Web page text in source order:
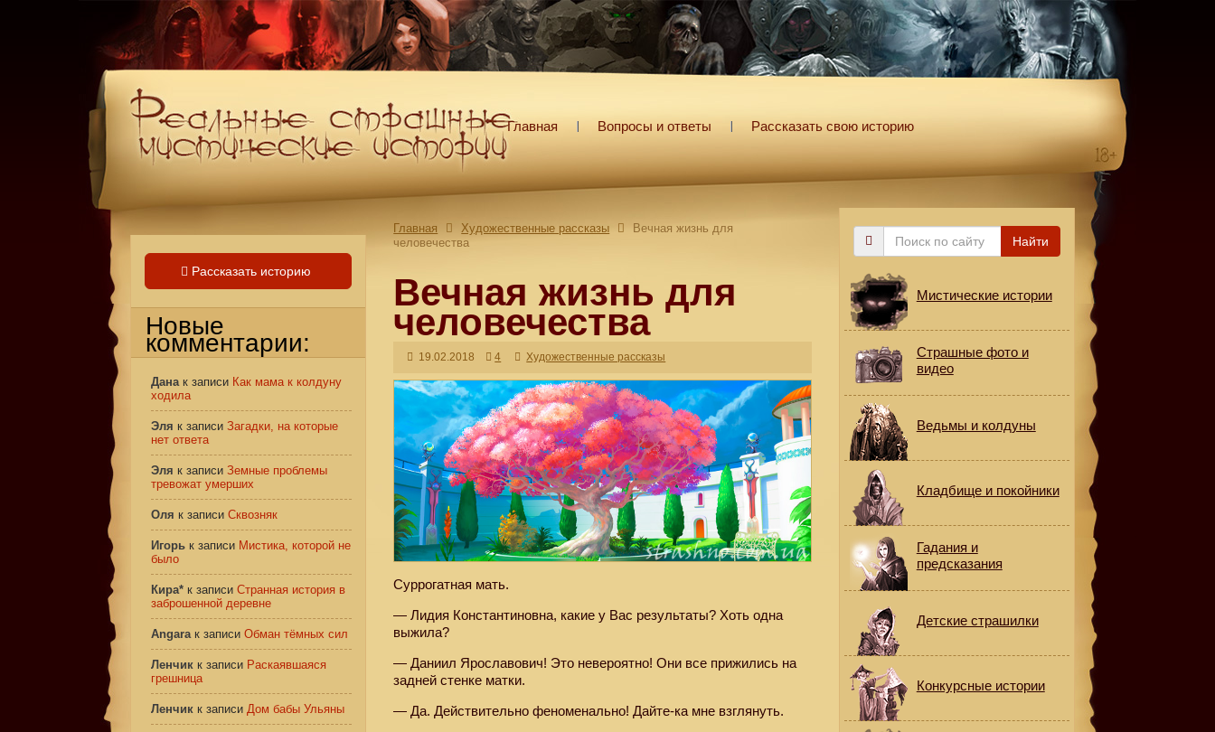
Главная Вопросы и ответы Рассказать свою историю
Главная Художественные рассказы
Вечная жизнь для
человечества
Вечная жизнь для
человечества
19.02.2018 4 Художественные рассказы
Суррогатная мать.
— Лидия Константиновна, какие у Вас результаты? Хоть одна
выжила?
— Даниил Ярославович! Это невероятно! Они все прижились на
задней стенке матки.
— Да. Действительно феноменально! Дайте-ка мне взглянуть.
Рассказать историю
Новые
комментарии:
Данак записи Как мама к колдуну
ходила
Эля к записи Загадки, на которые
нет ответа
Эля к записи Земные проблемы
тревожат умерших
Оля к записи Сквозняк
Игорь к записи Мистика, которой не
было
Кира* к записи Странная история в
заброшенной деревне
Angaraк записи Обман тёмных сил
Ленчик к записи Раскаявшаяся
грешница
Ленчик к записи Дом бабы Ульяны
Поиск
Найти
Мистические истории
Страшные фото и
видео
Ведьмы и колдуны
Кладбище и покойники
Гадания и
предсказания
Детские страшилки
Конкурсные истории